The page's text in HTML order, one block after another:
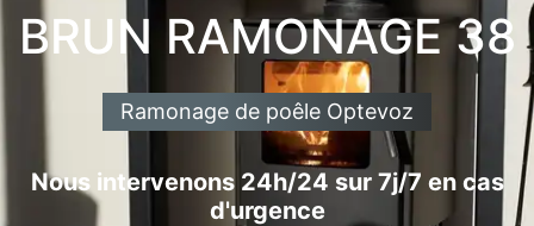
BRUN RAMONAGE 38
Ramonage de poêle Optevoz
Nous intervenons 24h/24 sur 7j/7 en cas
d'urgence